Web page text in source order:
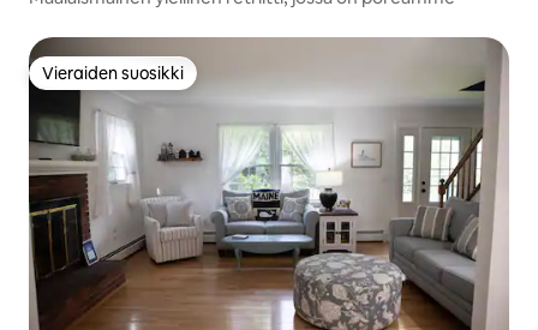
Vieraiden suosikki
Vieraiden suosikki